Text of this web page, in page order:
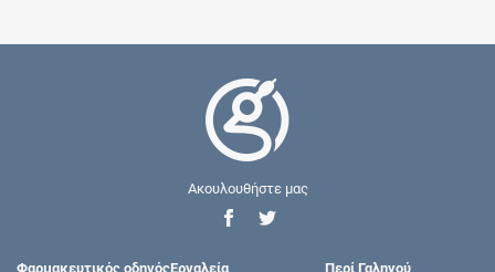
Ακουλουθήστε μας
Φαρμακευτικός οδηγόςΕργαλεία Περί Γαληνού